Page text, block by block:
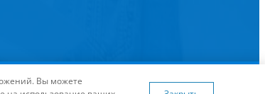
Вы можете